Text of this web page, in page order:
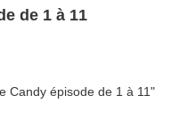
de 1 à 11